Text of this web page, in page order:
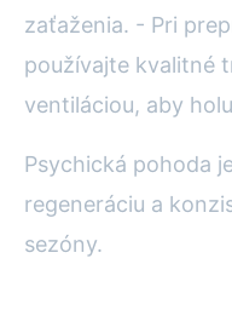
zaťaženia. - Pri
používajte kvalitné
ventiláciou, aby
Psychická pohoda
regeneráciu a
sezóny.